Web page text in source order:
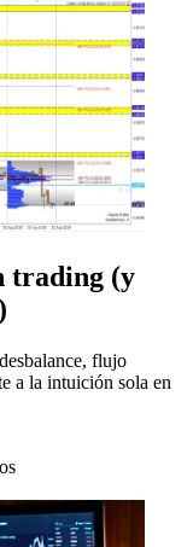
trading (y
flujo
a la intuición sola en